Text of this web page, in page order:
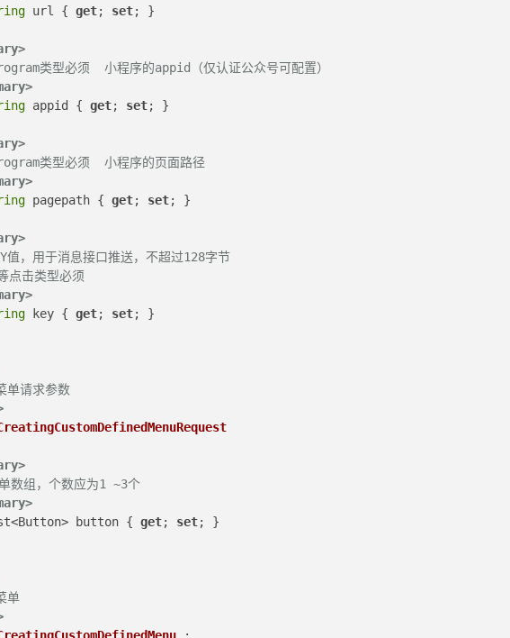
url { get; set; }
miniprogram类型必须	小程序的appid（仅认证公众号可配置）
appid { get; set; }
miniprogram类型必须	小程序的页面路径
pagepath { get; set; }
值，用于消息接口推送，不超过128字节
击类型必须
key { get; set; }
单请求参数
数组，个数应为1 ~3个
button { get; set; }
单